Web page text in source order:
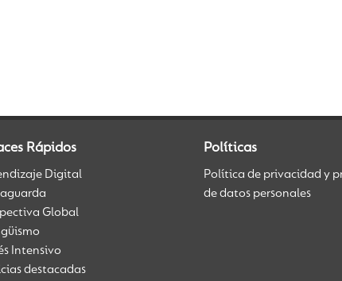
Rápidos
Digital
Global
Intensivo
destacadas
Políticas
Política de privacidad y
de datos personales